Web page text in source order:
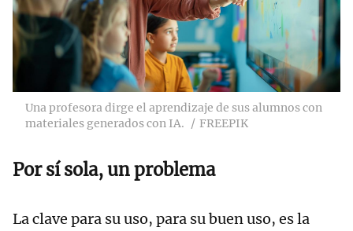
Una profesora dirge el aprendizaje de sus alumnos con
materiales generados con IA.
FREEPIK
Por sí sola, un problema
La clave para su uso, para su buen uso, es la